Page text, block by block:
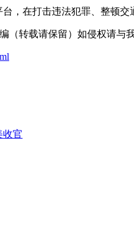
在打击违法犯罪、整顿交
（转载请保留）如侵权请与
收官